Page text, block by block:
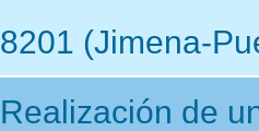
8201 (Jimena-
Realización de